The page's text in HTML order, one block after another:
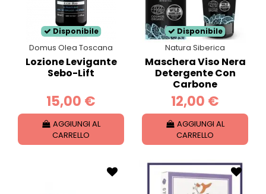
Disponibile
Domus Olea Toscana
Lozione Levigante
Sebo-Lift
15,00 €
AGGIUNGI AL
CARRELLO
Disponibile
Natura Siberica
Maschera Viso Nera
Detergente Con
Carbone
12,00 €
AGGIUNGI AL
CARRELLO